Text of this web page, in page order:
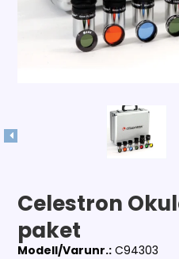
Celestron
paket
Modell/Varunr.: C94303